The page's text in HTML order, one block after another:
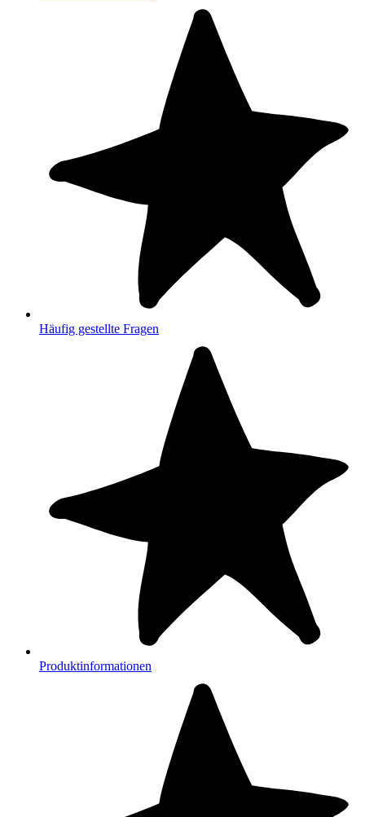
Häufig gestellte Fragen
Produktinformationen